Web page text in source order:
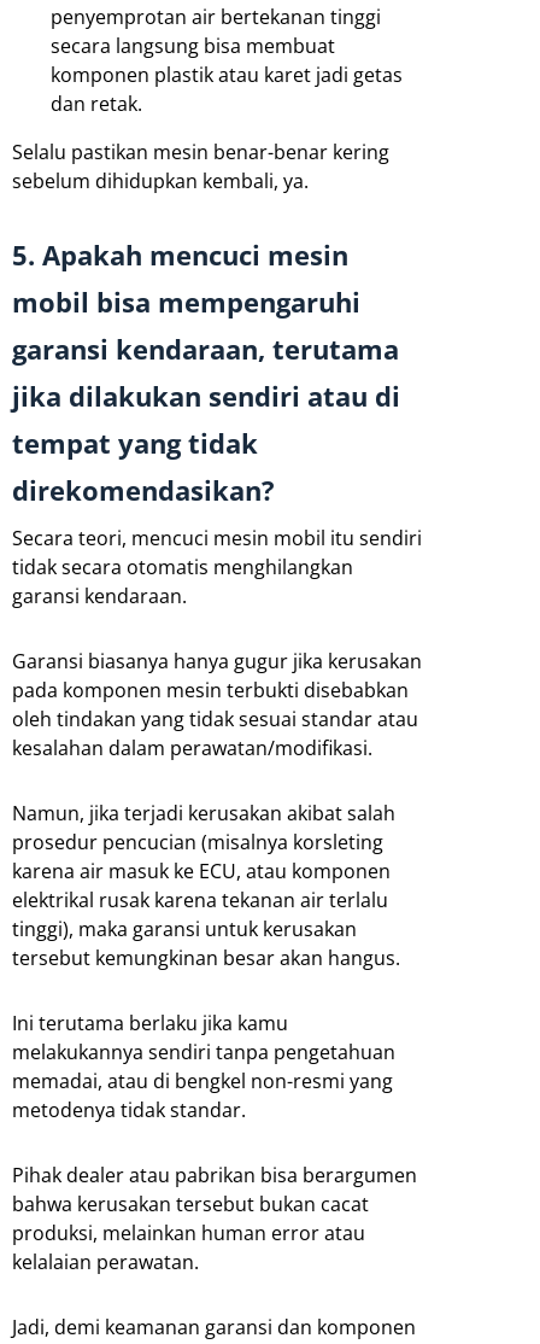
penyemprotan air bertekanan tinggi
secara langsung bisa membuat
komponen plastik atau karet jadi getas
dan retak.
Selalu pastikan mesin benar-benar kering
sebelum dihidupkan kembali, ya.
5. Apakah mencuci mesin
mobil bisa mempengaruhi
garansi kendaraan, terutama
jika dilakukan sendiri atau di
tempat yang tidak
direkomendasikan?
Secara teori, mencuci mesin mobil itu sendiri
tidak secara otomatis menghilangkan
garansi kendaraan.
Garansi biasanya hanya gugur jika kerusakan
pada komponen mesin terbukti disebabkan
oleh tindakan yang tidak sesuai standar atau
kesalahan dalam perawatan/modifikasi.
Namun, jika terjadi kerusakan akibat salah
prosedur pencucian (misalnya korsleting
karena air masuk ke ECU, atau komponen
elektrikal rusak karena tekanan air terlalu
tinggi), maka garansi untuk kerusakan
tersebut kemungkinan besar akan hangus.
Ini terutama berlaku jika kamu
melakukannya sendiri tanpa pengetahuan
memadai, atau di bengkel non-resmi yang
metodenya tidak standar.
Pihak dealer atau pabrikan bisa berargumen
bahwa kerusakan tersebut bukan cacat
produksi, melainkan human error atau
kelalaian perawatan.
Jadi, demi keamanan garansi dan komponen